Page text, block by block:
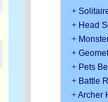
+
+ Head
+
+
+ Pets
+ Battle
+Archer